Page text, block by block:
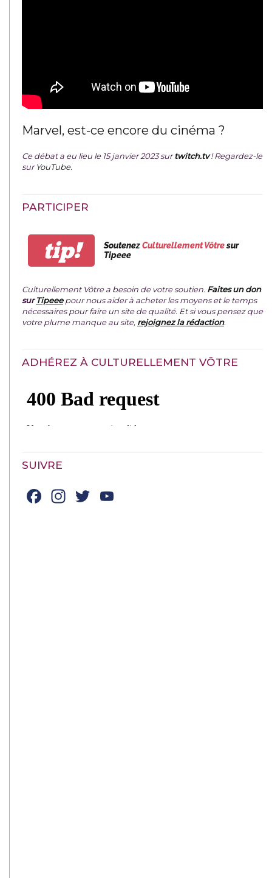
Marvel, est-ce encore du cinéma ?
Ce débat a eu lieu le 15 janvier 2023 surtwitch.tv ! Regardez-le
surYouTube.
PARTICIPER
tip! SoutenezCulturellement Vôtresur
Tipeee
Culturellement Vôtre a besoin de votre soutien. Faites un don
surTipeeepour nous aider à acheter les moyens et le temps
nécessaires pour faire un site de qualité. Et si vous pensez que
votre plume manque au site, rejoignez la rédaction.
ADHÉREZ À CULTURELLEMENT VÔTRE
SUIVRE
Facebook
Instagram
Twitter